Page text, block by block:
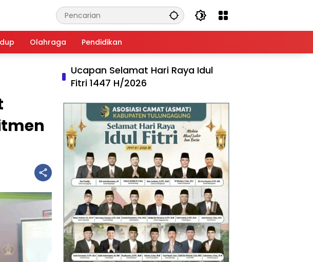
Olahraga Pendidikan
Ucapan Selamat Hari Raya Idul
Fitri 1447 H/2026